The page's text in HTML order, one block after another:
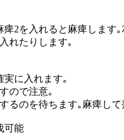
痺2を入れると麻痺します
れたりします｡
実に入れます｡
ので注意｡
るのを待ちます｡麻痺し
可能